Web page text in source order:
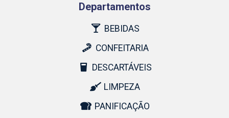
Departamentos
BEBIDAS
CONFEITARIA
DESCARTÁVEIS
LIMPEZA
PANIFICAÇÃO